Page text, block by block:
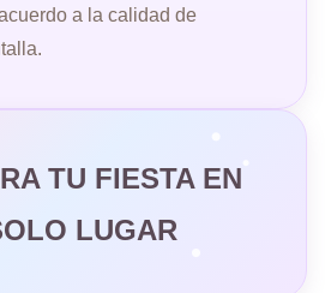
a la calidad de
TU FIESTA EN
LUGAR